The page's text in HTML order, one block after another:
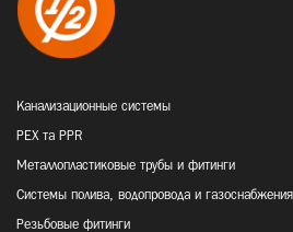
Канализационные системы
PEX та PPR
Металлопластиковые трубы и фитинги
Системы полива, водопровода и газоснабжения
Резьбовые фитинги